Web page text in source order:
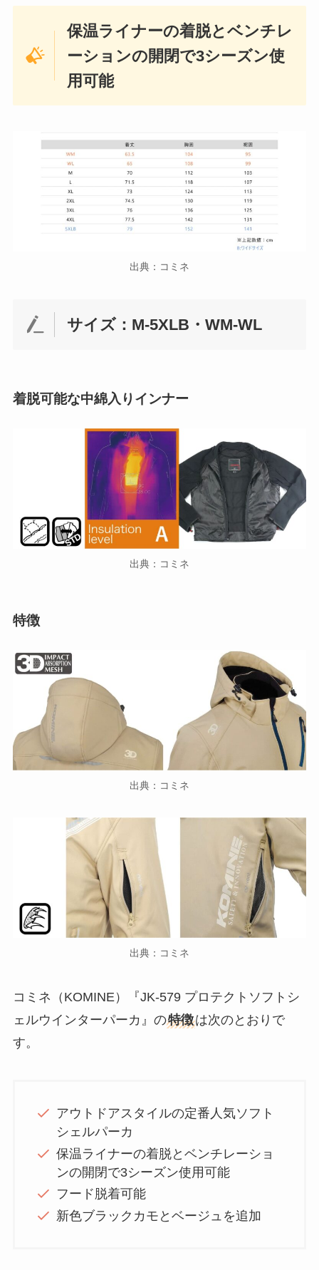
保温ライナーの着脱とベンチレ
ーションの開閉で3シーズン使
用可能
出典：コミネ
サイズ：M-5XLB・WM-WL
着脱可能な中綿入りインナー
出典：コミネ
特徴
出典：コミネ
出典：コミネ
コミネ（KOMINE）『JK-579 プロテクトソフトシ
ェルウインターパーカ』の特徴は次のとおりで
す。
アウトドアスタイルの定番人気ソフト
シェルパーカ
保温ライナーの着脱とベンチレーショ
ンの開閉で3シーズン使用可能
フード脱着可能
新色ブラックカモとベージュを追加